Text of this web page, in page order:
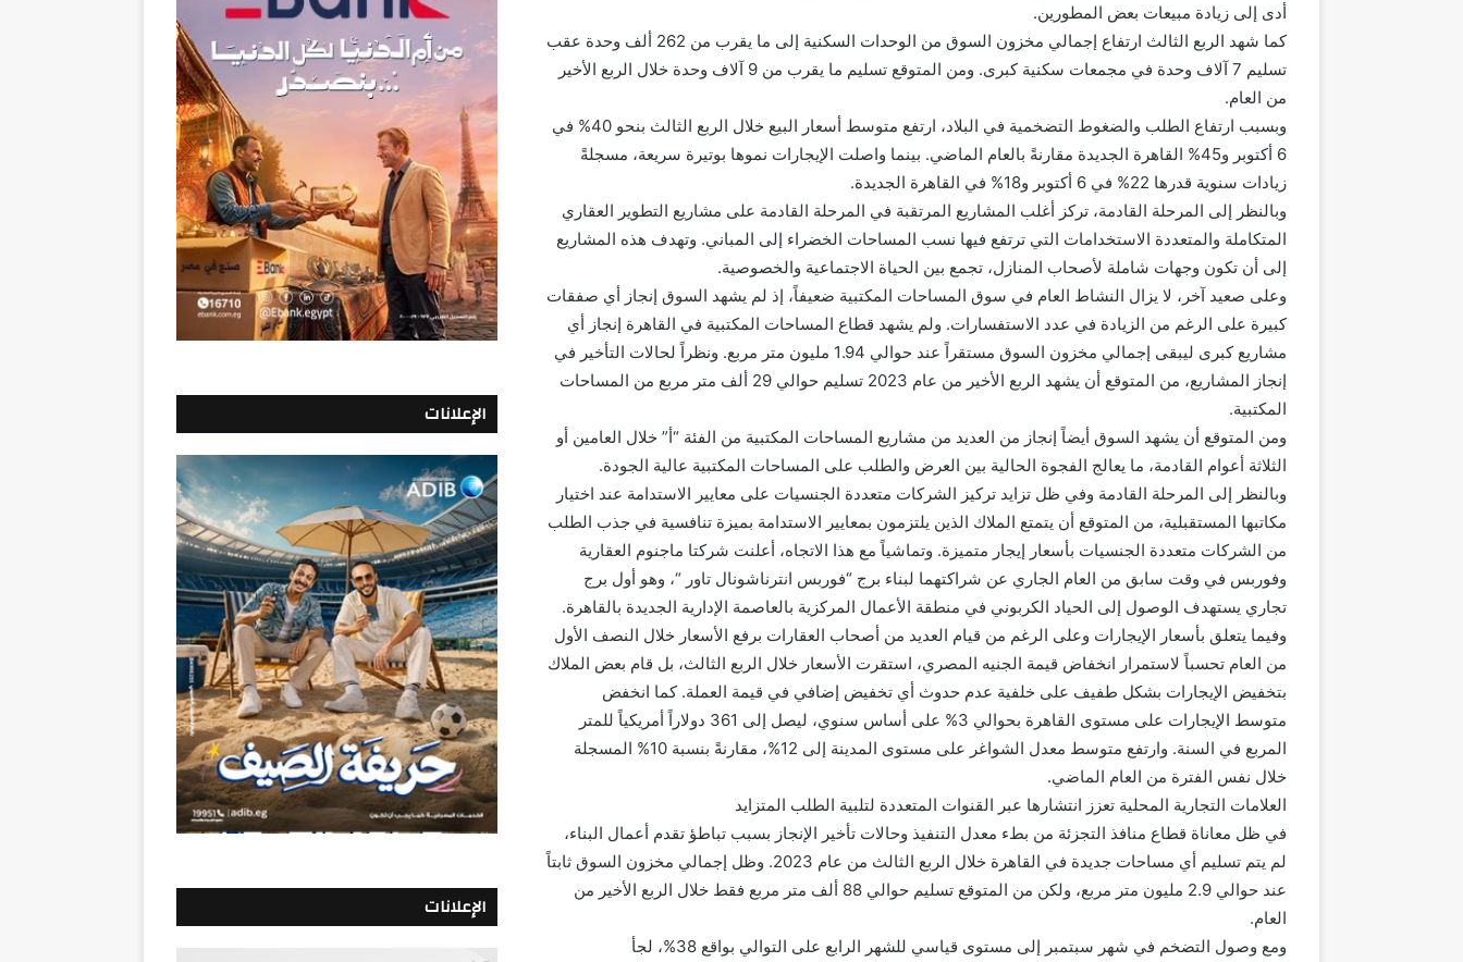
أدى إلى زيادة مبيعات بعض المطورين.
كما شهد الربع الثالث ارتفاع إجمالي مخزون السوق من الوحدات السكنية إلى ما يقرب من 262 ألف وحدة عقب
تسليم 7 آلاف وحدة في مجمعات سكنية كبرى. ومن المتوقع تسليم ما يقرب من 9 آلاف وحدة خلال الربع الأخير
من العام.
وبسبب ارتفاع الطلب والضغوط التضخمية في البلاد، ارتفع متوسط أسعار البيع خلال الربع الثالث بنحو 40% في
6 أكتوبر و45% القاهرة الجديدة مقارنةً بالعام الماضي. بينما واصلت الإيجارات نموها بوتيرة سريعة، مسجلةً
زيادات سنوية قدرها 22% في 6 أكتوبر و18% في القاهرة الجديدة.
وبالنظر إلى المرحلة القادمة، تركز أغلب المشاريع المرتقبة في المرحلة القادمة على مشاريع التطوير العقاري
المتكاملة والمتعددة الاستخدامات التي ترتفع فيها نسب المساحات الخضراء إلى المباني. وتهدف هذه المشاريع
إلى أن تكون وجهات شاملة لأصحاب المنازل، تجمع بين الحياة الاجتماعية والخصوصية.
وعلى صعيد آخر، لا يزال النشاط العام في سوق المساحات المكتبية ضعيفاً، إذ لم يشهد السوق إنجاز أي صفقات
كبيرة على الرغم من الزيادة في عدد الاستفسارات. ولم يشهد قطاع المساحات المكتبية في القاهرة إنجاز أي
مشاريع كبرى ليبقى إجمالي مخزون السوق مستقراً عند حوالي 1.94 مليون متر مربع. ونظراً لحالات التأخير في
إنجاز المشاريع، من المتوقع أن يشهد الربع الأخير من عام 2023 تسليم حوالي 29 ألف متر مربع من المساحات
المكتبية.
ومن المتوقع أن يشهد السوق أيضاً إنجاز من العديد من مشاريع المساحات المكتبية من الفئة “أ” خلال العامين أو
الثلاثة أعوام القادمة، ما يعالج الفجوة الحالية بين العرض والطلب على المساحات المكتبية عالية الجودة.
وبالنظر إلى المرحلة القادمة وفي ظل تزايد تركيز الشركات متعددة الجنسيات على معايير الاستدامة عند اختيار
مكاتبها المستقبلية، من المتوقع أن يتمتع الملاك الذين يلتزمون بمعايير الاستدامة بميزة تنافسية في جذب الطلب
من الشركات متعددة الجنسيات بأسعار إيجار متميزة. وتماشياً مع هذا الاتجاه، أعلنت شركتا ماجنوم العقارية
وفوربس في وقت سابق من العام الجاري عن شراكتهما لبناء برج “فوربس انترناشونال تاور “، وهو أول برج
تجاري يستهدف الوصول إلى الحياد الكربوني في منطقة الأعمال المركزية بالعاصمة الإدارية الجديدة بالقاهرة.
وفيما يتعلق بأسعار الإيجارات وعلى الرغم من قيام العديد من أصحاب العقارات برفع الأسعار خلال النصف الأول
من العام تحسباً لاستمرار انخفاض قيمة الجنيه المصري، استقرت الأسعار خلال الربع الثالث، بل قام بعض الملاك
بتخفيض الإيجارات بشكل طفيف على خلفية عدم حدوث أي تخفيض إضافي في قيمة العملة. كما انخفض
متوسط الإيجارات على مستوى القاهرة بحوالي 3% على أساس سنوي، ليصل إلى 361 دولاراً أمريكياً للمتر
المربع في السنة. وارتفع متوسط معدل الشواغر على مستوى المدينة إلى 12%، مقارنةً بنسبة 10% المسجلة
خلال نفس الفترة من العام الماضي.
العلامات التجارية المحلية تعزز انتشارها عبر القنوات المتعددة لتلبية الطلب المتزايد
في ظل معاناة قطاع منافذ التجزئة من بطء معدل التنفيذ وحالات تأخير الإنجاز بسبب تباطؤ تقدم أعمال البناء،
لم يتم تسليم أي مساحات جديدة في القاهرة خلال الربع الثالث من عام 2023. وظل إجمالي مخزون السوق ثابتاً
عند حوالي 2.9 مليون متر مربع، ولكن من المتوقع تسليم حوالي 88 ألف متر مربع فقط خلال الربع الأخير من
العام.
ومع وصول التضخم في شهر سبتمبر إلى مستوى قياسي للشهر الرابع على التوالي بواقع 38%، لجأ
الإعلانات
الإعلانات